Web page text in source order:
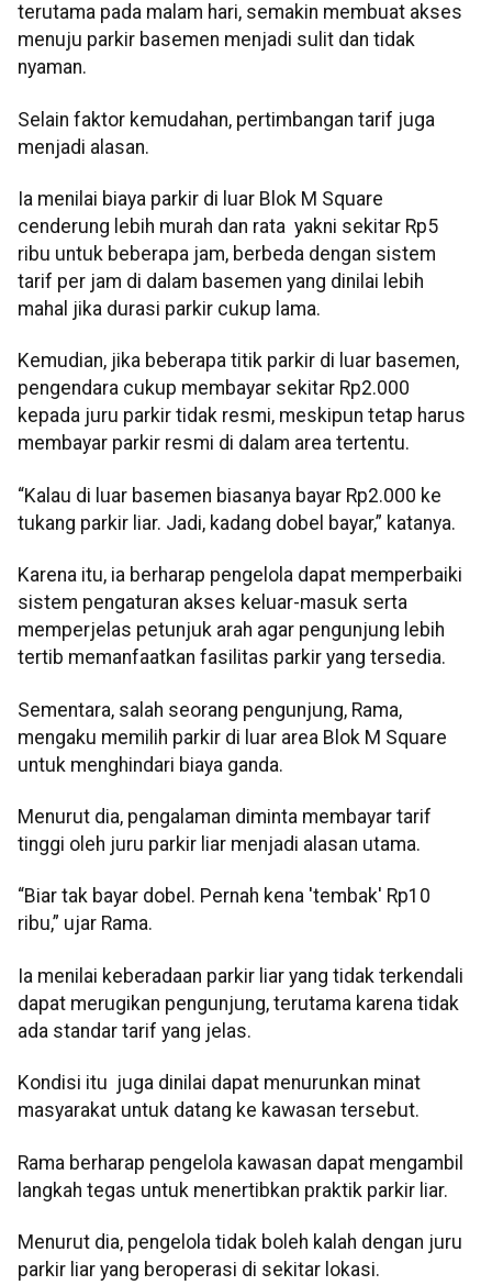
terutama pada malam hari, semakin membuat akses
menuju parkir basemen menjadi sulit dan tidak
nyaman.
Selain faktor kemudahan, pertimbangan tarif juga
menjadi alasan.
Ia menilai biaya parkir di luar Blok M Square
cenderung lebih murah dan rata yakni sekitar Rp5
ribu untuk beberapa jam, berbeda dengan sistem
tarif per jam di dalam basemen yang dinilai lebih
mahal jika durasi parkir cukup lama.
Kemudian, jika beberapa titik parkir di luar basemen,
pengendara cukup membayar sekitar Rp2.000
kepada juru parkir tidak resmi, meskipun tetap harus
membayar parkir resmi di dalam area tertentu.
“Kalau di luar basemen biasanya bayar Rp2.000 ke
tukang parkir liar. Jadi, kadang dobel bayar,” katanya.
Karena itu, ia berharap pengelola dapat memperbaiki
sistem pengaturan akses keluar-masuk serta
memperjelas petunjuk arah agar pengunjung lebih
tertib memanfaatkan fasilitas parkir yang tersedia.
Sementara, salah seorang pengunjung, Rama,
mengaku memilih parkir di luar area Blok M Square
untuk menghindari biaya ganda.
Menurut dia, pengalaman diminta membayar tarif
tinggi oleh juru parkir liar menjadi alasan utama.
“Biar tak bayar dobel. Pernah kena 'tembak' Rp10
ribu,” ujar Rama.
Ia menilai keberadaan parkir liar yang tidak terkendali
dapat merugikan pengunjung, terutama karena tidak
ada standar tarif yang jelas.
Kondisi itu juga dinilai dapat menurunkan minat
masyarakat untuk datang ke kawasan tersebut.
Rama berharap pengelola kawasan dapat mengambil
langkah tegas untuk menertibkan praktik parkir liar.
Menurut dia, pengelola tidak boleh kalah dengan juru
parkir liar yang beroperasi di sekitar lokasi.